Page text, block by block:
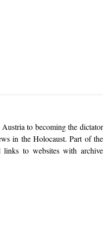
to becoming the dictator
in the Holocaust. Part of the
links to websites with archive